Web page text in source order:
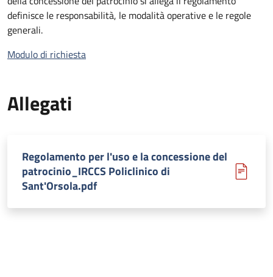
definisce le responsabilità, le modalità operative e le regole
generali.
Modulo di richiesta
Allegati
Regolamento per l'uso e la concessione del
patrocinio_IRCCS Policlinico di
Sant'Orsola.pdf